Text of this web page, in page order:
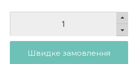
Швидке замовлення